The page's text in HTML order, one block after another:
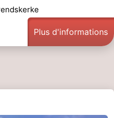
Plus d'informations